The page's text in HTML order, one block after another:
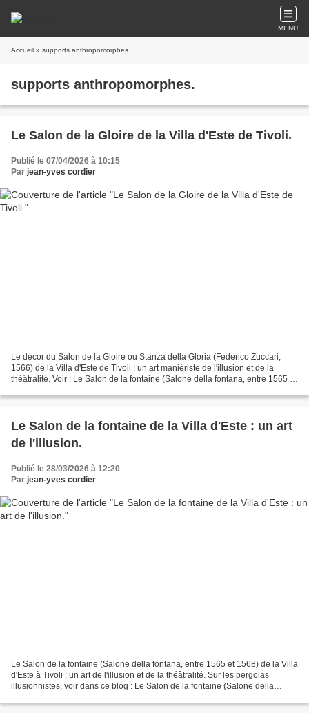
MENU
Accueil » supports anthropomorphes.
supports anthropomorphes.
Le Salon de la Gloire de la Villa d'Este de Tivoli.
Publié le 07/04/2026 à 10:15
Par jean-yves cordier
Le décor du Salon de la Gloire ou Stanza della Gloria (Federico Zuccari,
1566) de la Villa d'Este de Tivoli : un art maniériste de l'illusion et de la
théâtralité. Voir : Le Salon de la fontaine (Salone della fontana, entre 1565 et
Le Salon de la fontaine de la Villa d'Este : un art
de l'illusion.
Publié le 28/03/2026 à 12:20
Par jean-yves cordier
Le Salon de la fontaine (Salone della fontana, entre 1565 et 1568) de la Villa
d'Este à Tivoli : un art de l'illusion et de la théâtralité. Sur les pergolas
illusionnistes, voir dans ce blog : Le Salon de la fontaine (Salone della